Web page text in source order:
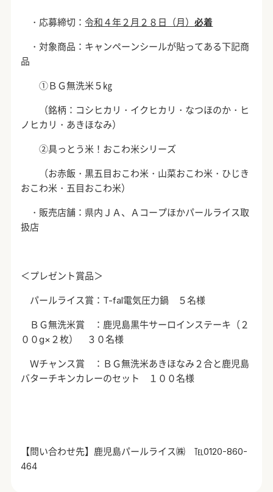
・応募締切：令和４年２月２８日（月）必着
・対象商品：キャンペーンシールが貼ってある下記商
品
①ＢＧ無洗米５㎏
（銘柄：コシヒカリ・イクヒカリ・なつほのか・ヒ
ノヒカリ・あきほなみ）
②具っとう米！おこわ米シリーズ
（お赤飯・黒五目おこわ米・山菜おこわ米・ひじき
おこわ米・五目おこわ米）
・販売店舗：県内ＪＡ、Ａコープほかパールライス取
扱店
＜プレゼント賞品＞
パールライス賞： T-fal電気圧力鍋 ５名様
ＢＧ無洗米賞 ：鹿児島黒牛サーロインステーキ（２
００g×２枚） ３０名様
Ｗチャンス賞 ：ＢＧ無洗米あきほなみ２合と鹿児島
バターチキンカレーのセット １００名様
【問い合わせ先】鹿児島パールライス㈱ ℡0120-860-
464